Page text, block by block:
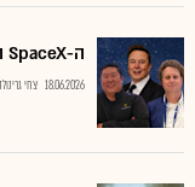
ה-SpaceX הבאה? שתי מניות חלל עם אפסייד של עד 61%
18.06.2026 צחי